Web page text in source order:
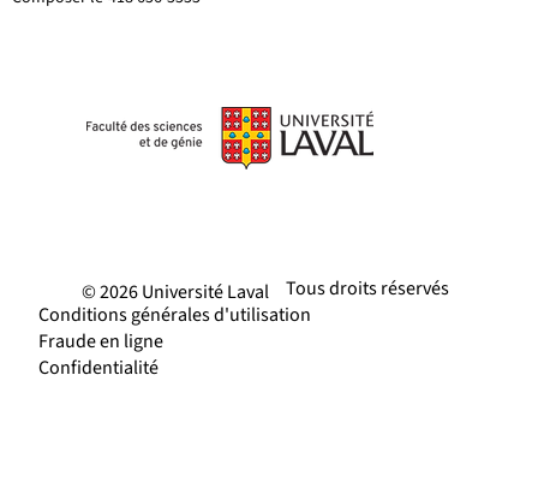
Tous droits réservés
© 2026 Université Laval
Conditions générales d'utilisation
Fraude en ligne
Confidentialité